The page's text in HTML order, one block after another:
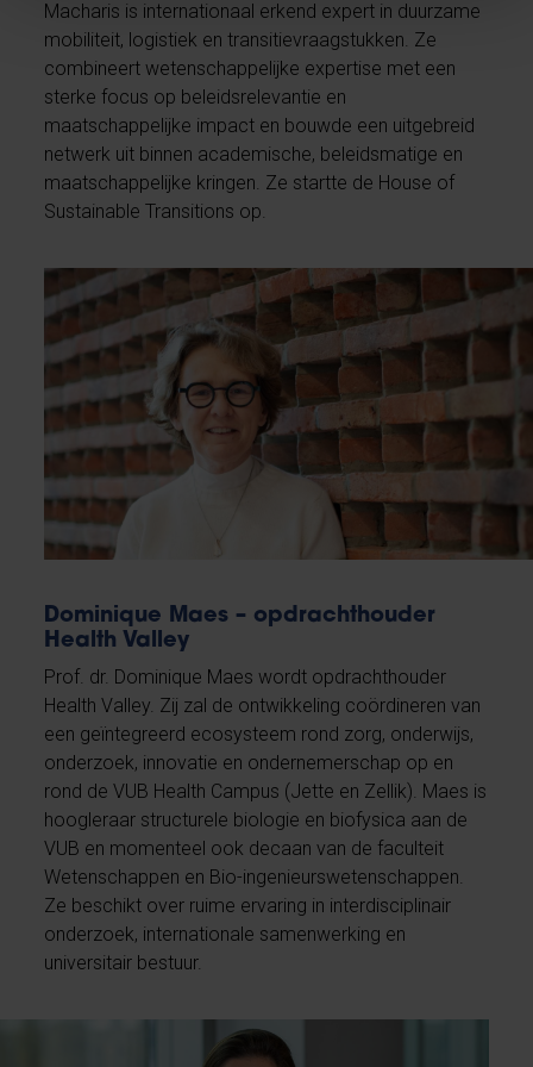
Macharis is internationaal erkend expert in duurzame
mobiliteit, logistiek en transitievraagstukken. Ze
combineert wetenschappelijke expertise met een
sterke focus op beleidsrelevantie en
maatschappelijke impact en bouwde een uitgebreid
netwerk uit binnen academische, beleidsmatige en
maatschappelijke kringen. Ze startte de House of
Sustainable Transitions op.
Dominique Maes – opdrachthouder
Health Valley
Prof. dr. Dominique Maes wordt opdrachthouder
Health Valley. Zij zal de ontwikkeling coördineren van
een geïntegreerd ecosysteem rond zorg, onderwijs,
onderzoek, innovatie en ondernemerschap op en
rond de VUB Health Campus (Jette en Zellik). Maes is
hoogleraar structurele biologie en biofysica aan de
VUB en momenteel ook decaan van de faculteit
Wetenschappen en Bio-ingenieurswetenschappen.
Ze beschikt over ruime ervaring in interdisciplinair
onderzoek, internationale samenwerking en
universitair bestuur.